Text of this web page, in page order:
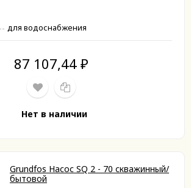
для водоснабжения
87 107,44 ₽
Нет в наличии
Grundfos Насос SQ 2 - 70 скважинный/
бытовой